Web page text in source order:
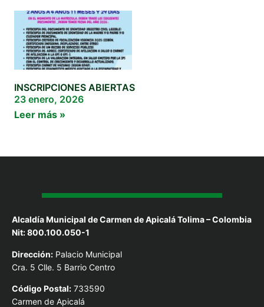
INSCRIPCIONES ABIERTAS
23 enero, 2026
Leer más »
Alcaldía Municipal de Carmen de Apicalá Tolima – Colombia
Nit: 800.100.050-1
Dirección: Palacio Municipal
Cra. 5 Clle. 5 Barrio Centro
Código Postal: 733590
Carmen de Apicalá